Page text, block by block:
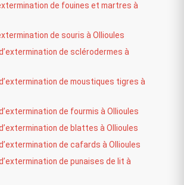
de fouines et martres à
de souris à Ollioules
de sclérodermes à
de moustiques tigres à
de fourmis à Ollioules
de blattes à Ollioules
de cafards à Ollioules
de punaises de lit à